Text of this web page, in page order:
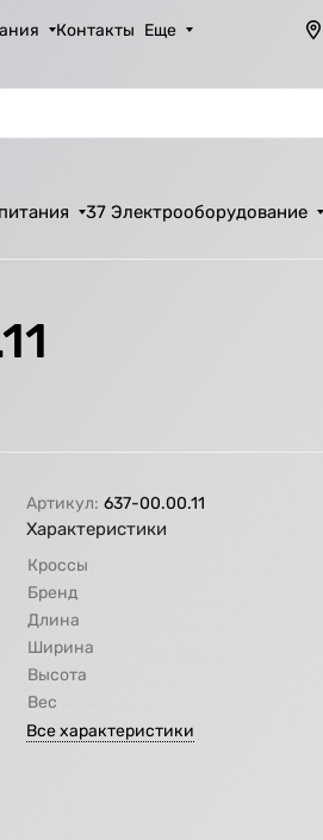
Контакты Еще
37 Электрооборудование
Артикул: 637-00.00.11
Характеристики
Кроссы
Бренд
Длина
Ширина
Высота
Вес
Все характеристики